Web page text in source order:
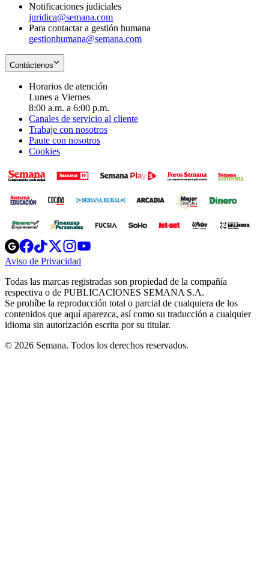
Notificaciones judiciales
juridica@semana.com
Para contactar a gestión humana
gestionhumana@semana.com
Contáctenos
Horarios de atención
Lunes a Viernes
8:00 a.m. a 6:00 p.m.
Canales de servicio al cliente
Trabaje con nosotros
Paute con nosotros
Cookies
Opens
in
new
Opens
in
new
Opens
in
new
window
Opens
new
windowwindow
Aviso de Privacidad
new
window
Todas las marcas registradas son propiedad de la compañía
respectiva o de PUBLICACIONES SEMANA S.A.
Se prohíbe la reproducción total o parcial de cualquiera de los
contenidos que aquí aparezca, así como su traducción a cualquier
idioma sin autorización escrita por su titular.
© 2026 Semana. Todos los derechos reservados.